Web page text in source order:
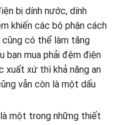
bị dính nước, dính
khiến các bộ phận cách
cũng có thể làm tăng
bạn mua phải đệm điện
xuất xứ thì khả năng an
vẫn còn là một dấu
một trong những thiết